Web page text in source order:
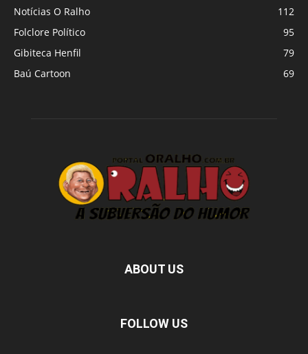
Notícias O Ralho
112
Folclore Político
95
Gibiteca Henfil
79
Baú Cartoon
69
ABOUT US
FOLLOW US